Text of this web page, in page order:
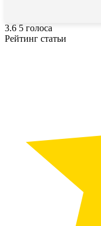
3.6 5 голоса
Рейтинг статьи